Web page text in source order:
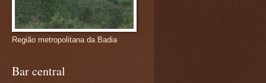
Região metropolitana da Badia
Bar central